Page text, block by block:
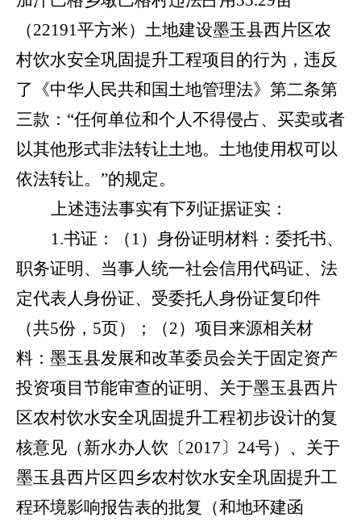
（22191平方米）土地建设墨玉县西片区农
村饮水安全巩固提升工程项目的行为， 违反
了《中华人民共和国土地管理法》第二条第
三款： “任何单位和个人不得侵占、买卖或者
以其他形式非法转让土地。土地使用权可以
依法转让。 ”的规定。
上述违法事实有下列证据证实：
1.书证： （ 1 ） 身份证明材料：委托书、
职务证明、当事人统一社会信用代码证、法
定代表人身份证、受委托人身份证复印件
（共5份，5页）； （2） 项目来源相关材
料： 墨玉县发展和改革委员会关于固定资产
投资项目节能审查的证明、 关于墨玉县西片
区农村饮水安全巩固提升工程初步设计的复
核意见（新水办人饮〔2017〕24号）、关于
墨玉县西片区四乡农村饮水安全巩固提升工
程环境影响报告表的批复（和地环建函